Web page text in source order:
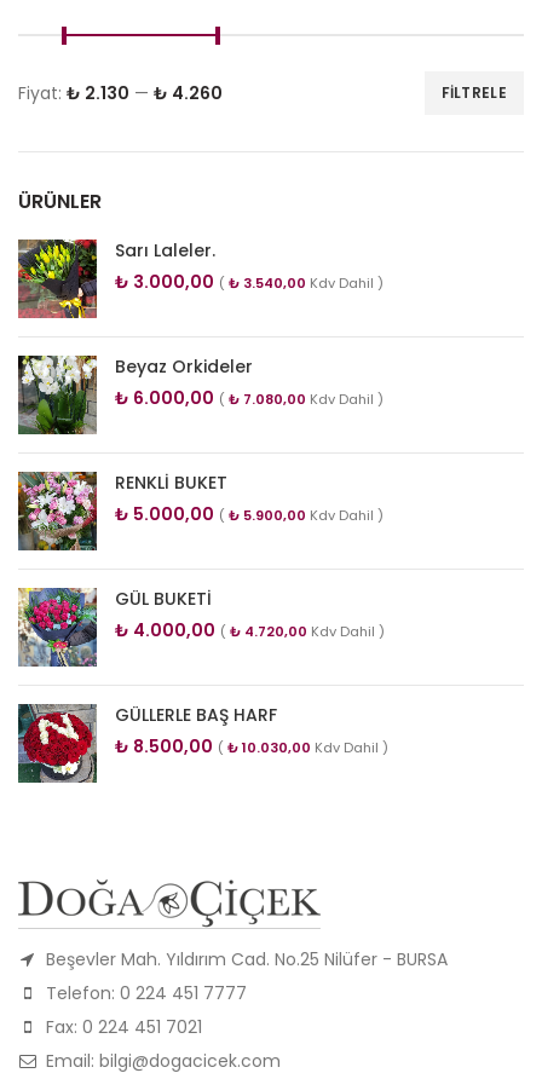
FILTRELE
Fiyat: ₺ 2.130 — ₺ 4.260
ÜRÜNLER
Sarı Laleler.
₺ 3.000,00 ( ₺ 3.540,00 Kdv Dahil )
Beyaz Orkideler
₺ 6.000,00 ( ₺ 7.080,00 Kdv Dahil )
RENKLİ BUKET
₺ 5.000,00 ( ₺ 5.900,00 Kdv Dahil )
GÜL BUKETİ
₺ 4.000,00 ( ₺ 4.720,00 Kdv Dahil )
GÜLLERLE BAŞ HARF
₺ 8.500,00 ( ₺10.030,00 Kdv Dahil )
Beşevler Mah. Yıldırım Cad. No.25 Nilüfer - BURSA
Telefon: 0 224 451 7777
Fax: 0 224 451 7021
Email: bilgi@dogacicek.com